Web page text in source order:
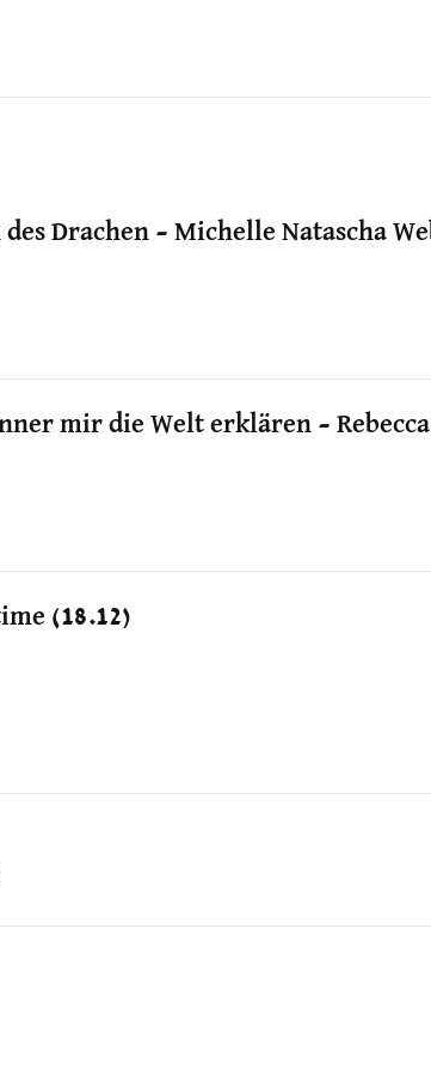
Drachen – Michelle Natascha
mir die Welt erklären – Rebecca
(18.12)